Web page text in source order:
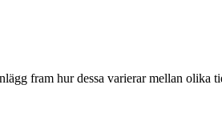
fram hur dessa varierar mellan olika